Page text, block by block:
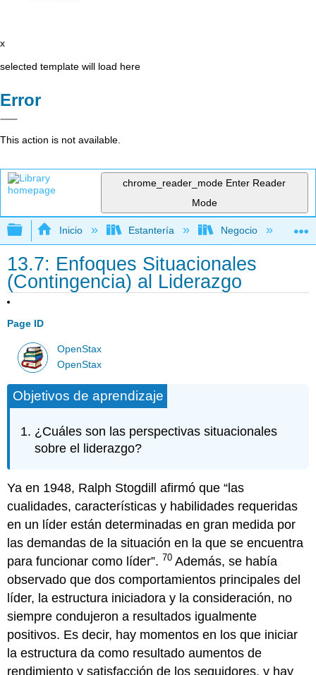
x
selected template will load here
Error
This action is not available.
chrome_reader_mode Enter Reader
Mode
Expandir/contraer jerarquía global
Inicio Estantería Negocio
13.7: Enfoques Situacionales
(Contingencia) al Liderazgo
Page ID
OpenStax
OpenStax
Objetivos de aprendizaje
¿Cuáles son las perspectivas situacionales
sobre el liderazgo?
Ya en 1948, Ralph Stogdill afirmó que “las
cualidades, características y habilidades requeridas
en un líder están determinadas en gran medida por
las demandas de la situación en la que se encuentra
para funcionar como líder”. 70 Además, se había
observado que dos comportamientos principales del
líder, la estructura iniciadora y la consideración, no
siempre condujeron a resultados igualmente
positivos. Es decir, hay momentos en los que iniciar
la estructura da como resultado aumentos de
rendimiento y satisfacción de los seguidores, y hay